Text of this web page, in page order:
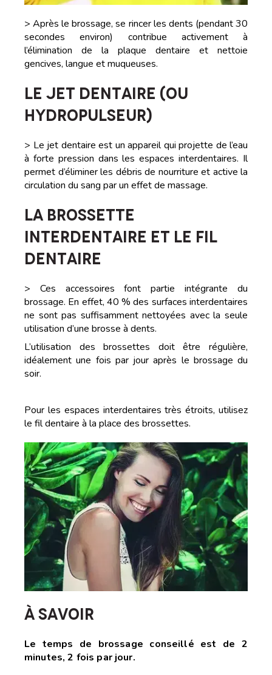
> Après le brossage, se rincer les dents (pendant 30
secondes environ) contribue activement à
l’élimination de la plaque dentaire et nettoie
gencives, langue et muqueuses.
LE JET DENTAIRE (OU
HYDROPULSEUR)
> Le jet dentaire est un appareil qui projette de l’eau
à forte pression dans les espaces interdentaires. Il
permet d’éliminer les débris de nourriture et active la
circulation du sang par un effet de massage.
LA BROSSETTE
INTERDENTAIRE ET LE FIL
DENTAIRE
> Ces accessoires font partie intégrante du
brossage. En effet, 40 % des surfaces interdentaires
ne sont pas suffisamment nettoyées avec la seule
utilisation d’une brosse à dents.
L’utilisation des brossettes doit être régulière,
idéalement une fois par jour après le brossage du
soir.
Pour les espaces interdentaires très étroits, utilisez
le fil dentaire à la place des brossettes.
À SAVOIR
Le temps de brossage conseillé est de 2
minutes, 2 fois par jour.